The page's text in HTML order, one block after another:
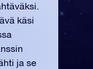
käsi
ja se